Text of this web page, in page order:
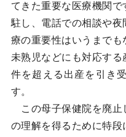
てきた重要な医療機関
駐し、電話での相談や
療の重要性はいうまで
未熟児などにも対応す
件を超える出産を引き
す。
この母子保健院を廃止
の理解を得るために特